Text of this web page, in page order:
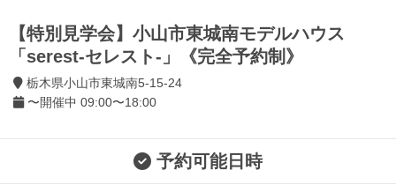
【特別見学会】小山市東城南モデルハウス
「serest-セレスト-」《完全予約制》
栃木県小山市東城南5-15-24
〜開催中 09:00〜18:00
予約可能日時